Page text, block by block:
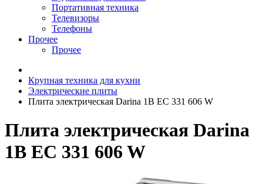
Портативная техника
Телевизоры
Телефоны
Прочее
Прочее
Крупная техника для кухни
Электрические плиты
Плита электрическая Darina 1B EC 331 606 W
Плита электрическая Darina
1B EC 331 606 W